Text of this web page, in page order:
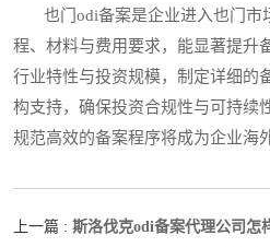
也门odi备案是企业进入也门市
程、材料与费用要求，能显著提升
行业特性与投资规模，制定详细的
构支持，确保投资合规性与可持续
规范高效的备案程序将成为企业海
上一篇 : 斯洛伐克odi备案代理公司怎